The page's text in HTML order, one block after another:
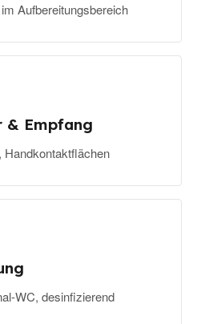
Aufbereitungsbereich
& Empfang
Handkontaktflächen
WC, desinfizierend